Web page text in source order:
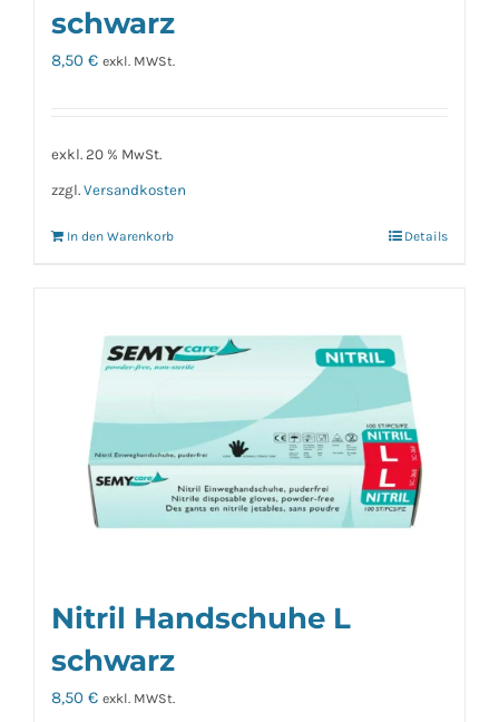
schwarz
8,50 € exkl. MWSt.
exkl. 20 % MwSt.
zzgl. Versandkosten
In den Warenkorb Details
Nitril Handschuhe L
schwarz
8,50 € exkl. MWSt.